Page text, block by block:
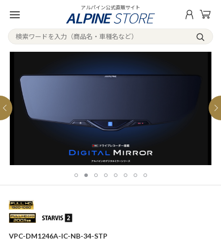
アルパイン公式直販サイト
VPC-DM1246A-IC-NB-34-STP